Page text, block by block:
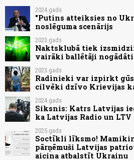
2024.gads
"Putins atteiksies no
noslēguma scenārijs
2023.gads
Naktsklubā tiek
vairāki ballētāji
2023.gads
Radinieki var izpirkt
cilvēki dzīvo Krievijas
2024.gads
Siksnis: Katrs Latvijas
ka Latvijas Radio un
2025.gads
Soctīkli līksmo!
pārņēmuši Latvijas
aicina atbalstīt Ukrainu